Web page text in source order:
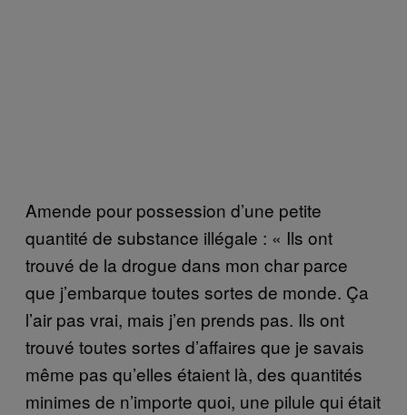
Amende pour possession d’une petite
quantité de substance illégale : « Ils ont
trouvé de la drogue dans mon char parce
que j’embarque toutes sortes de monde. Ça
l’air pas vrai, mais j’en prends pas. Ils ont
trouvé toutes sortes d’affaires que je savais
même pas qu’elles étaient là, des quantités
minimes de n’importe quoi, une pilule qui était